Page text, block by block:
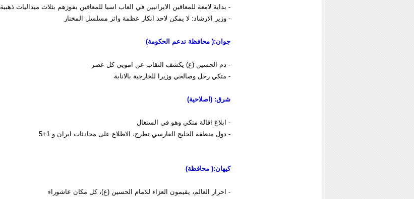
- بداية لامعة للمعاقين الايرانيين في العاب اسيا للمعاقين بفوزهم بثلاث ميداليات ذهبية
- وزير الارشاد: لا يمكن لاحد انكار عظمة واثر مسلسل المختار
جوان:( محافظة تدعم الحكومة)
- دم الحسين (ع) يكشف النقاب عن امويي كل عصر
- متكي رحل وصالحي وزيرا للخارجية بالانابة
شرق: (اصلاحية)
- ابلاغ اقالة متكي وهو في السنغال
- دول منطقة الخليج الفارسي تطرح، الاطلاع على محادثات ايران و 1+5
كيهان:( محافظة)
- احرار العالم، يقيمون العزاء للامام الحسين (ع)، كل مكان عاشوراء